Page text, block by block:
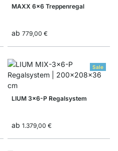
MAXX 6x6 Treppenregal
ab 779,00 €
Sale
LIUM 3x6-P Regalsystem
ab 1.379,00 €